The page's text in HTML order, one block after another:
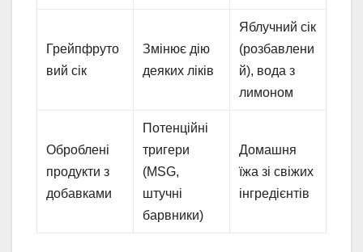
Грейпфруто
вий сік
Змінює дію
деяких ліків
Яблучний сік
(розбавлени
й), вода з
лимоном
Оброблені
продукти з
добавками
Потенційні
тригери
(MSG,
штучні
барвники)
Домашня
їжа зі свіжих
інгредієнтів